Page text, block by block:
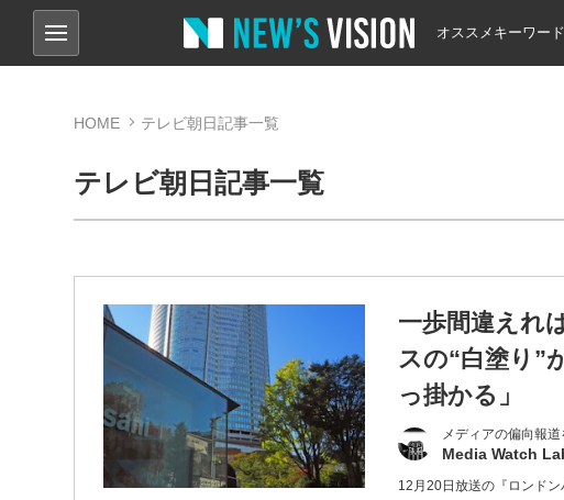
オススメキーワード
HOME テレビ朝日記事一覧
テレビ朝日記事一覧
一歩間違えれ
スの“白塗り”
っ掛かる」
メディアの偏向報
Media Watch
12月20日放送の『ロンド